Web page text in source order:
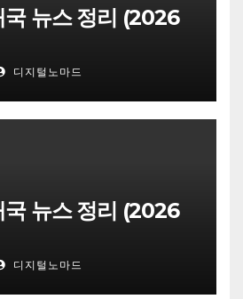
국 뉴스 정리 (2026
디지털노마드
국 뉴스 정리 (2026
디지털노마드